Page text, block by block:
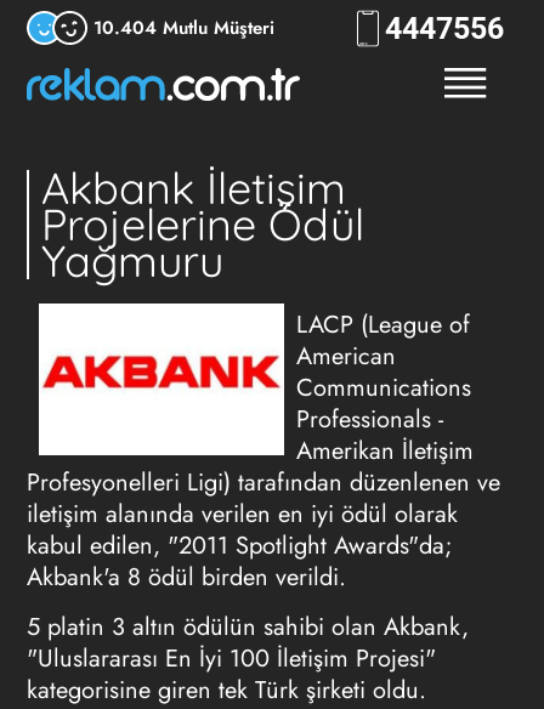
10.404 Mutlu Müşteri 4447556
Akbank İletişim
Projelerine Ödül
Yağmuru
LACP (League of
American
Communications
Professionals -
Amerikan İletişim
Profesyonelleri Ligi) tarafından düzenlenen ve
iletişim alanında verilen en iyi ödül olarak
kabul edilen, "2011 Spotlight Awards"da;
Akbank'a 8 ödül birden verildi.
5 platin 3 altın ödülün sahibi olan Akbank,
"Uluslararası En İyi 100 İletişim Projesi"
kategorisine giren tek Türk şirketi oldu.